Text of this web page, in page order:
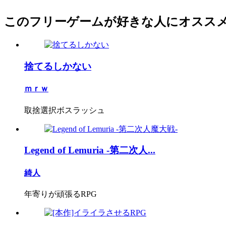
このフリーゲームが好きな人にオスス
捨てるしかない
ｍｒｗ
取捨選択ボスラッシュ
Legend of Lemuria -第二次人...
綺人
年寄りが頑張るRPG